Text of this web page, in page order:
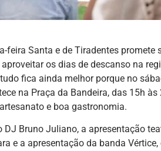
feira Santa e de Tiradentes promete
os dias de descanso na
fica ainda melhor porque no
na Praça da Bandeira, das 15h
e boa gastronomia.
Bruno Juliano, a apresentação
e a apresentação da banda